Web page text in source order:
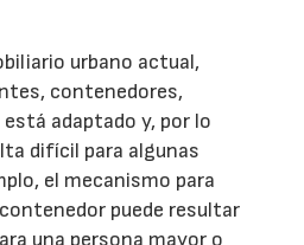
urbano actual,
contenedores,
adaptado y, por lo
difícil para algunas
el mecanismo para
puede resultar
una persona mayor o